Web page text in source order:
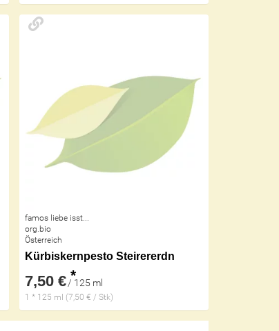
famos liebe isst...
org.bio
Österreich
Kürbiskernpesto Steirererdn
7,50 € *
/ 125 ml
1 * 125 ml (7,50 € / Stk)